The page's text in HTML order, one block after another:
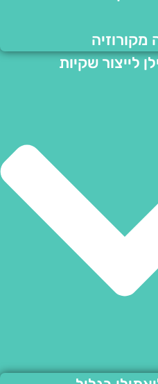
לייצור שקיות